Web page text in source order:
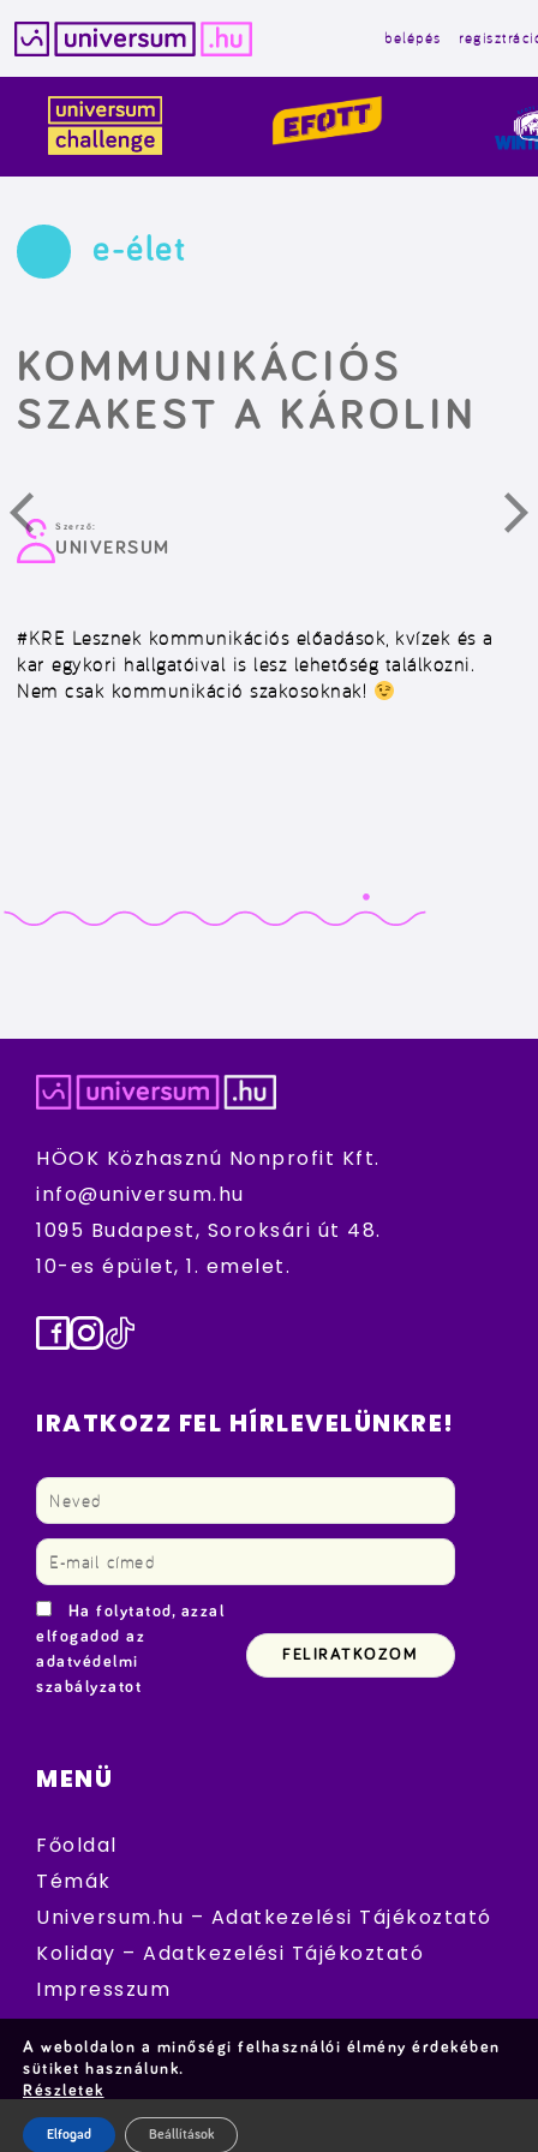
tartalomba
belépés
e-élet
KOMMUNIKÁCIÓS
SZAKEST A KÁROLIN
Szerző:
UNIVERSUM
#KRE Lesznek kommunikációs előadások, kvízek és a
kar egykori hallgatóival is lesz lehetőség találkozni.
Nem csak kommunikáció szakosoknak!
HÖOK Közhasznú Nonprofit Kft.
info@universum.hu
1095 Budapest, Soroksári út 48.
10-es épület, 1. emelet.
Facebook
Instagram
TikTok
IRATKOZZ FEL HÍRLEVELÜNKRE!
Ha folytatod, azzal
elfogadod az
adatvédelmi
szabályzatot
MENÜ
Főoldal
Témák
Universum.hu – Adatkezelési Tájékoztató
Koliday – Adatkezelési Tájékoztató
Impresszum
A weboldalon a minőségi felhasználói élmény érdekében
sütiket használunk.
Részletek
Elfogad Beállítások